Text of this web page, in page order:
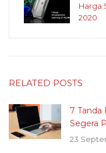
Harga
2020
RELATED POSTS
7 Tanda
Segera
23